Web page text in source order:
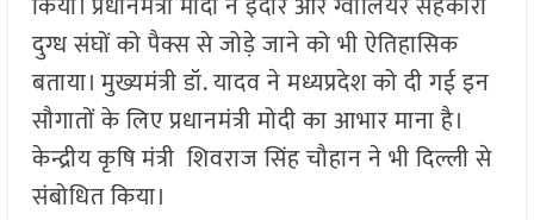
दुग्ध संघों को पैक्स से जोड़े जाने को भी ऐतिहासिक
बताया। मुख्यमंत्री डॉ. यादव ने मध्यप्रदेश को दी गई इन
सौगातों के लिए प्रधानमंत्री मोदी का आभार माना है।
केन्द्रीय कृषि मंत्री शिवराज सिंह चौहान ने भी दिल्ली से
संबोधित किया।